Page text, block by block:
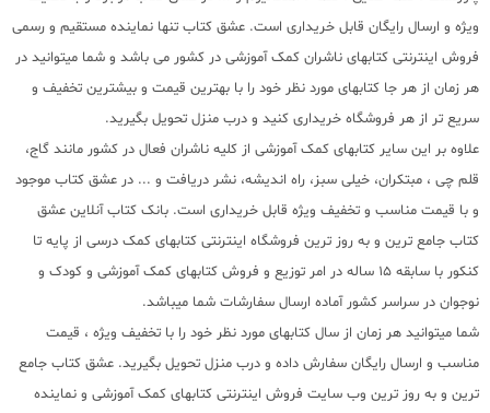
ویژه و ارسال رایگان قابل خریداری است. عشق کتاب تنها نماینده مستقیم و رسمی
فروش اینترنتی کتابهای ناشران کمک آموزشی در کشور می باشد و شما میتوانید در
هر زمان از هر جا کتابهای مورد نظر خود را با بهترین قیمت و بیشترین تخفیف و
سریع تر از هر فروشگاه خریداری کنید و درب منزل تحویل بگیرید.
علاوه بر این سایر کتابهای کمک آموزشی از کلیه ناشران فعال در کشور مانند گاج،
قلم چی ، مبتکران، خیلی سبز، راه اندیشه، نشر دریافت و ... در عشق کتاب موجود
و با قیمت مناسب و تخفیف ویژه قابل خریداری است. بانک کتاب آنلاین عشق
کتاب جامع ترین و به روز ترین فروشگاه اینترنتی کتابهای کمک درسی از پایه تا
کنکور با سابقه 15 ساله در امر توزیع و فروش کتابهای کمک آموزشی و کودک و
نوجوان در سراسر کشور آماده ارسال سفارشات شما میباشد.
شما میتوانید هر زمان از سال کتابهای مورد نظر خود را با تخفیف ویژه ، قیمت
مناسب و ارسال رایگان سفارش داده و درب منزل تحویل بگیرید. عشق کتاب جامع
ترین و به روز ترین وب سایت فروش اینترنتی کتابهای کمک آموزشی و نماینده